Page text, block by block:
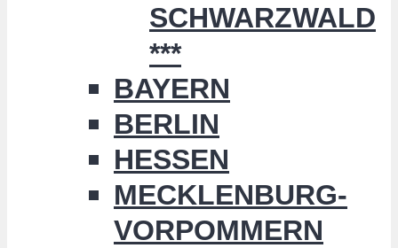
SCHWARZWALD
***
BAYERN
BERLIN
HESSEN
MECKLENBURG-
VORPOMMERN